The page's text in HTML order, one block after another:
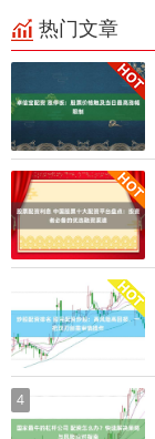
热门文章
4